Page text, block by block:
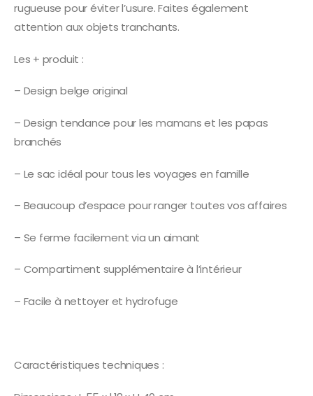
rugueuse pour éviter l’usure. Faites également
attention aux objets tranchants.
Les + produit :
– Design belge original
– Design tendance pour les mamans et les papas
branchés
– Le sac idéal pour tous les voyages en famille
– Beaucoup d’espace pour ranger toutes vos affaires
– Se ferme facilement via un aimant
– Compartiment supplémentaire à l’intérieur
– Facile à nettoyer et hydrofuge
Caractéristiques techniques :